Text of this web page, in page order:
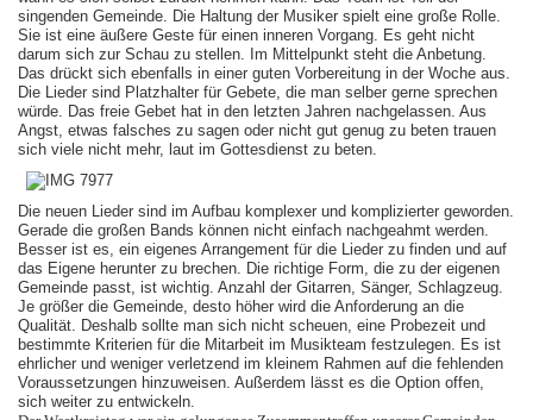
singenden Gemeinde. Die Haltung der Musiker spielt eine große Rolle.
Sie ist eine äußere Geste für einen inneren Vorgang. Es geht nicht
darum sich zur Schau zu stellen. Im Mittelpunkt steht die Anbetung.
Das drückt sich ebenfalls in einer guten Vorbereitung in der Woche aus.
Die Lieder sind Platzhalter für Gebete, die man selber gerne sprechen
würde. Das freie Gebet hat in den letzten Jahren nachgelassen. Aus
Angst, etwas falsches zu sagen oder nicht gut genug zu beten trauen
sich viele nicht mehr, laut im Gottesdienst zu beten.
Die neuen Lieder sind im Aufbau komplexer und komplizierter geworden.
Gerade die großen Bands können nicht einfach nachgeahmt werden.
Besser ist es, ein eigenes Arrangement für die Lieder zu finden und auf
das Eigene herunter zu brechen. Die richtige Form, die zu der eigenen
Gemeinde passt, ist wichtig. Anzahl der Gitarren, Sänger, Schlagzeug.
Je größer die Gemeinde, desto höher wird die Anforderung an die
Qualität. Deshalb sollte man sich nicht scheuen, eine Probezeit und
bestimmte Kriterien für die Mitarbeit im Musikteam festzulegen. Es ist
ehrlicher und weniger verletzend im kleinem Rahmen auf die fehlenden
Voraussetzungen hinzuweisen. Außerdem lässt es die Option offen,
sich weiter zu entwickeln.